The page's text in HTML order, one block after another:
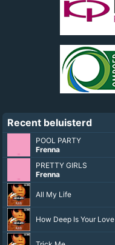
Recent beluisterd
POOL PARTY
Frenna
PRETTY GIRLS
Frenna
All My Life
How Deep Is Your Love